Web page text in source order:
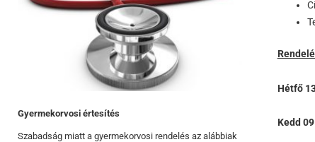
Gyermekorvosi értesítés
Szabadság miatt a gyermekorvosi rendelés az alábbiak
Hétfő
Kedd